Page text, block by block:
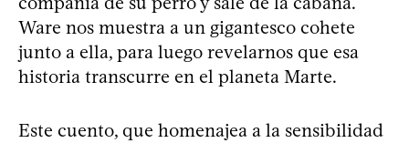
Ware nos muestra a un gigantesco cohete
junto a ella, para luego revelarnos que esa
historia transcurre en el planeta Marte.
Este cuento, que homenajea a la sensibilidad